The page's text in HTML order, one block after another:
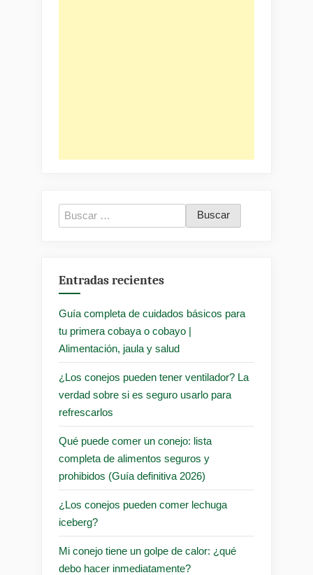
Buscar:
Entradas recientes
Guía completa de cuidados básicos para
tu primera cobaya o cobayo |
Alimentación, jaula y salud
¿Los conejos pueden tener ventilador? La
verdad sobre si es seguro usarlo para
refrescarlos
Qué puede comer un conejo: lista
completa de alimentos seguros y
prohibidos (Guía definitiva 2026)
¿Los conejos pueden comer lechuga
iceberg?
Mi conejo tiene un golpe de calor: ¿qué
debo hacer inmediatamente?